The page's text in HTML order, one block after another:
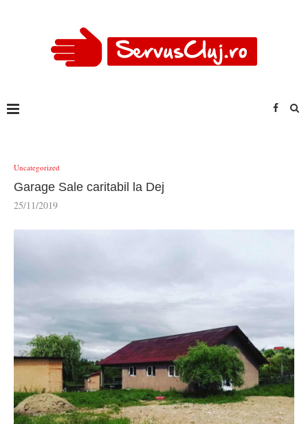
Uncategorized
Garage Sale caritabil la Dej
25/11/2019